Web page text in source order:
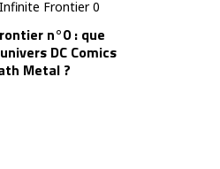
n°0 : que
DC Comics
Metal ?